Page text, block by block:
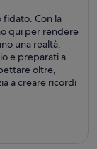
Con la
qui per rendere
una realtà.
e preparati a
oltre,
a creare ricordi